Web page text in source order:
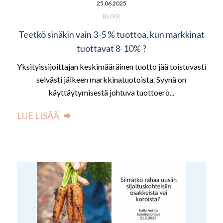
25.06.2025
BLOGI
Teetkö sinäkin vain 3-5 % tuottoa, kun markkinat
tuottavat 8-10% ?
Yksityissijoittajan keskimääräinen tuotto jää toistuvasti
selvästi jälkeen markkinatuotoista. Syynä on
käyttäytymisestä johtuva tuottoero...
LUE LISÄÄ